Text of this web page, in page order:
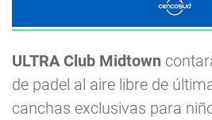
ULTRA Club Midtown
de padel al aire libre de
canchas exclusivas para